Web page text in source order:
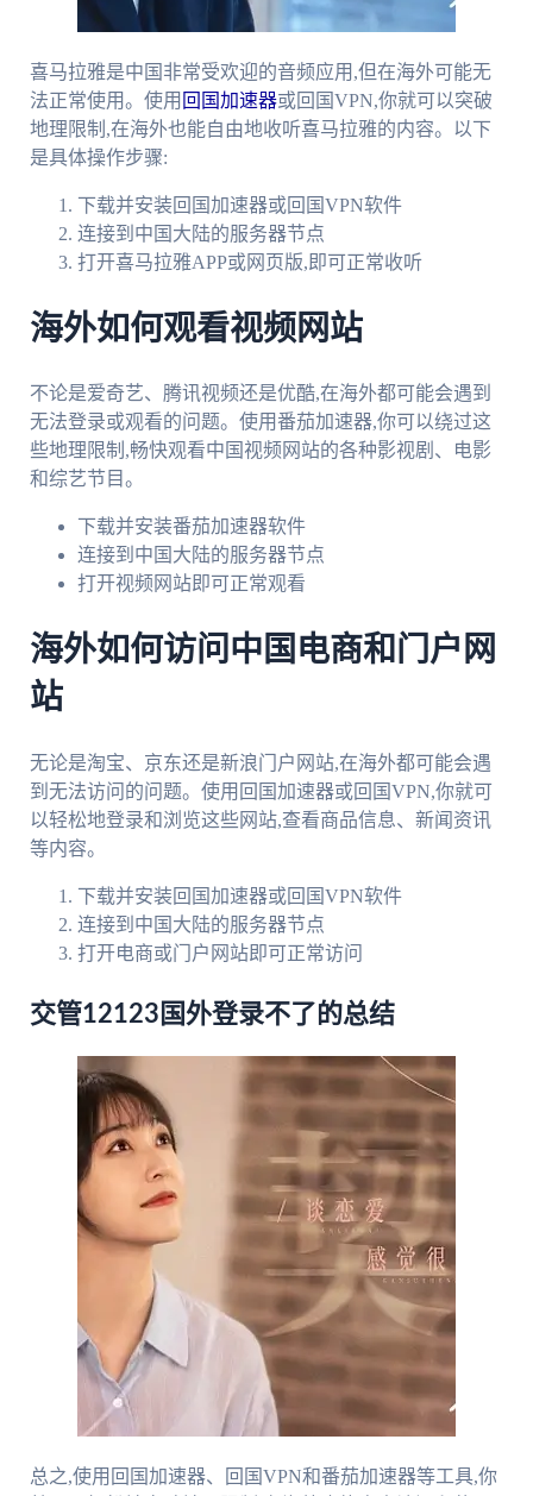
喜马拉雅是中国非常受欢迎的音频应用,但在海外可能无
法正常使用。使用 回国加速器或回国VPN,你就可以突破
地理限制,在海外也能自由地收听喜马拉雅的内容。以下
是具体操作步骤:
下载并安装回国加速器或回国VPN软件
连接到中国大陆的服务器节点
打开喜马拉雅APP或网页版,即可正常收听
海外如何观看视频网站
不论是爱奇艺、腾讯视频还是优酷,在海外都可能会遇到
无法登录或观看的问题。使用番茄加速器,你可以绕过这
些地理限制,畅快观看中国视频网站的各种影视剧、电影
和综艺节目。
下载并安装番茄加速器软件
连接到中国大陆的服务器节点
打开视频网站即可正常观看
海外如何访问中国电商和门户网
站
无论是淘宝、京东还是新浪门户网站,在海外都可能会遇
到无法访问的问题。使用回国加速器或回国VPN,你就可
以轻松地登录和浏览这些网站,查看商品信息、新闻资讯
等内容。
下载并安装回国加速器或回国VPN软件
连接到中国大陆的服务器节点
打开电商或门户网站即可正常访问
交管12123国外登录不了的总结
总之,使用回国加速器、回国VPN和番茄加速器等工具,你